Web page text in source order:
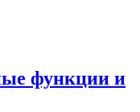
функции и